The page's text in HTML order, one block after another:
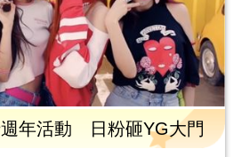
年活動 日粉砸YG大門